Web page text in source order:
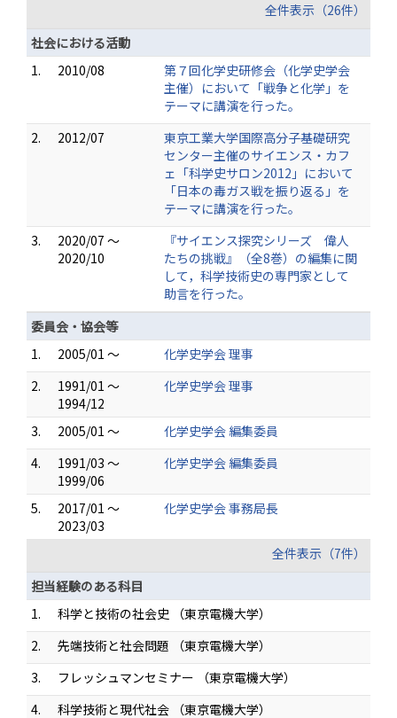
全件表示（26件）
社会における活動
1.
2010/08
第７回化学史研修会（化学史学会
主催）において「戦争と化学」を
テーマに講演を行った。
2.
2012/07
東京工業大学国際高分子基礎研究
センター主催のサイエンス・カフ
ェ「科学史サロン2012」において
「日本の毒ガス戦を振り返る」を
テーマに講演を行った。
3.
2020/07 ～
2020/10
『サイエンス探究シリーズ 偉人
たちの挑戦』（全8巻）の編集に関
して，科学技術史の専門家として
助言を行った。
委員会・協会等
1.
2005/01 ～
化学史学会 理事
2.
1991/01 ～
1994/12
化学史学会 理事
3. 2005/01 ～
化学史学会 編集委員
4.
1991/03 ～
1999/06
化学史学会 編集委員
5.
2017/01 ～
2023/03
化学史学会 事務局長
全件表示（7件）
担当経験のある科目
1.
科学と技術の社会史 （東京電機大学）
2.
先端技術と社会問題 （東京電機大学）
3.
フレッシュマンセミナー （東京電機大学）
4.
科学技術と現代社会 （東京電機大学）